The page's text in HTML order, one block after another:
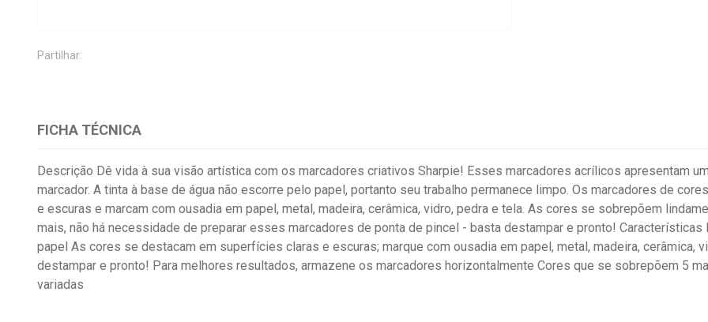
Partilhar:
FICHA TÉCNICA
Descrição Dê vida à sua visão artística com os marcadores criativos Sharpie! Esses marcadores acrílicos apresentam
marcador. A tinta à base de água não escorre pelo papel, portanto seu trabalho permanece limpo. Os marcadores de
e escuras e marcam com ousadia em papel, metal, madeira, cerâmica, vidro, pedra e tela. As cores se sobrepõem
mais, não há necessidade de preparar esses marcadores de ponta de pincel - basta destampar e pronto!
papel As cores se destacam em superfícies claras e escuras; marque com ousadia em papel, metal, madeira, cerâmica,
destampar e pronto! Para melhores resultados, armazene os marcadores horizontalmente Cores que se sobrepõem 5
variadas